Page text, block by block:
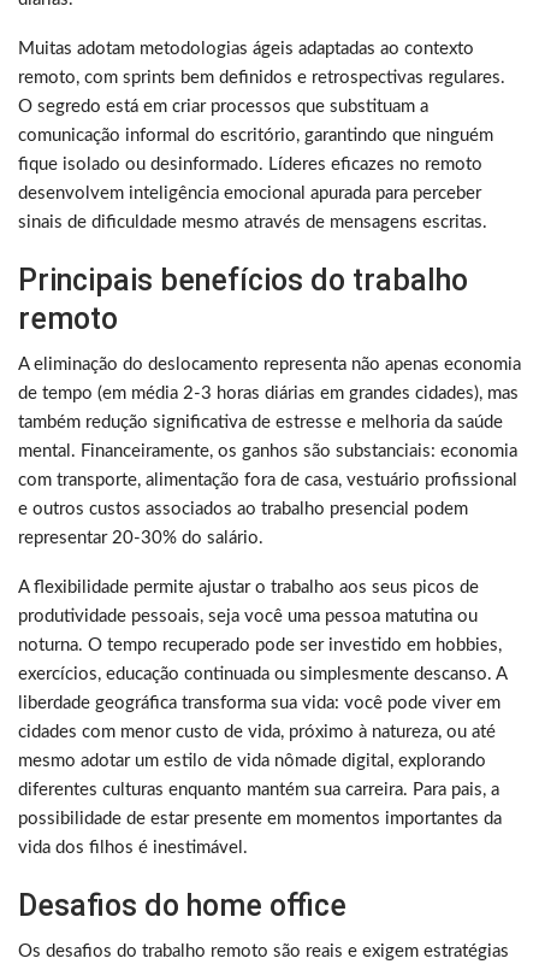
Muitas adotam metodologias ágeis adaptadas ao contexto
remoto, com sprints bem definidos e retrospectivas regulares.
O segredo está em criar processos que substituam a
comunicação informal do escritório, garantindo que ninguém
fique isolado ou desinformado. Líderes eficazes no remoto
desenvolvem inteligência emocional apurada para perceber
sinais de dificuldade mesmo através de mensagens escritas.
Principais benefícios do trabalho
remoto
A eliminação do deslocamento representa não apenas economia
de tempo (em média 2-3 horas diárias em grandes cidades), mas
também redução significativa de estresse e melhoria da saúde
mental. Financeiramente, os ganhos são substanciais: economia
com transporte, alimentação fora de casa, vestuário profissional
e outros custos associados ao trabalho presencial podem
representar 20-30% do salário.
A flexibilidade permite ajustar o trabalho aos seus picos de
produtividade pessoais, seja você uma pessoa matutina ou
noturna. O tempo recuperado pode ser investido em hobbies,
exercícios, educação continuada ou simplesmente descanso. A
liberdade geográfica transforma sua vida: você pode viver em
cidades com menor custo de vida, próximo à natureza, ou até
mesmo adotar um estilo de vida nômade digital, explorando
diferentes culturas enquanto mantém sua carreira. Para pais, a
possibilidade de estar presente em momentos importantes da
vida dos filhos é inestimável.
Desafios do home office
Os desafios do trabalho remoto são reais e exigem estratégias